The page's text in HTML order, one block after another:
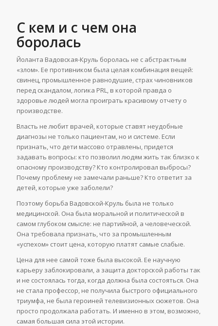
С кем и с чем она
боролась
Йоланта Вадовская-Круль боролась не с абстрактным
«злом». Ее противником была целая комбинация вещей:
свинец, промышленное равнодушие, страх чиновников
перед скандалом, логика PRL, в которой правда о
здоровье людей могла проиграть красивому отчету о
производстве.
Власть не любит врачей, которые ставят неудобные
диагнозы не только пациентам, но и системе. Если
признать, что дети массово отравлены, придется
задавать вопросы: кто позволил людям жить так близко к
опасному производству? Кто контролировал выбросы?
Почему проблему не замечали раньше? Кто ответит за
детей, которые уже заболели?
Поэтому борьба Вадовской-Круль была не только
медицинской. Она была моральной и политической в
самом глубоком смысле: не партийной, а человеческой.
Она требовала признать, что за промышленным
«успехом» стоит цена, которую платят самые слабые.
Цена для нее самой тоже была высокой. Ее научную
карьеру заблокировали, а защита докторской работы так
и не состоялась тогда, когда должна была состояться. Она
не стала профессор, не получила быстрого официального
триумфа, не была героиней телевизионных сюжетов. Она
просто продолжала работать. И именно в этом, возможно,
самая большая сила этой истории.